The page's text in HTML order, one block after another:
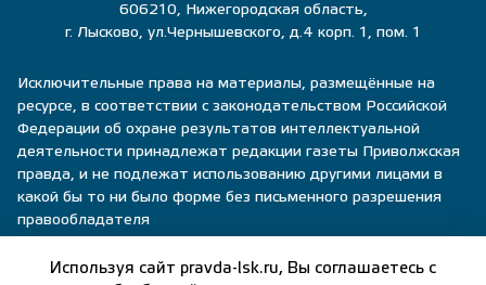
606210, Нижегородская область,
г. Лысково, ул.Чернышевского, д.4 корп. 1, пом. 1
Исключительные права на материалы, размещённые на
ресурсе, в соответствии с законодательством Российской
Федерации об охране результатов интеллектуальной
деятельности принадлежат редакции газеты Приволжская
правда, и не подлежат использованию другими лицами в
какой бы то ни было форме без письменного разрешения
правообладателя
Политика конфиденциальности
Используя сайт pravda-lsk.ru, Вы соглашаетесь с